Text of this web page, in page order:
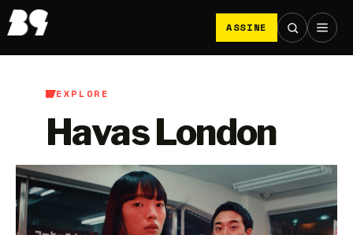
ASSINE
EXPLORE
Havas London